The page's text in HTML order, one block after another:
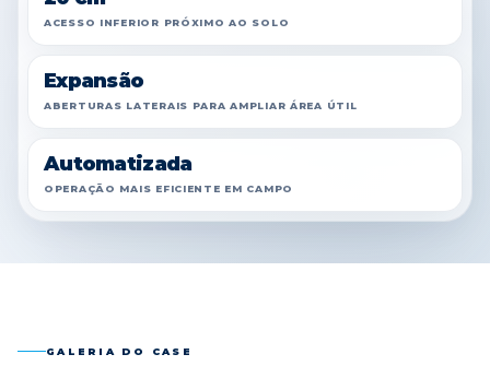
ACESSO INFERIOR PRÓXIMO AO SOLO
Expansão
ABERTURAS LATERAIS PARA AMPLIAR ÁREA ÚTIL
Automatizada
OPERAÇÃO MAIS EFICIENTE EM CAMPO
GALERIA DO CASE